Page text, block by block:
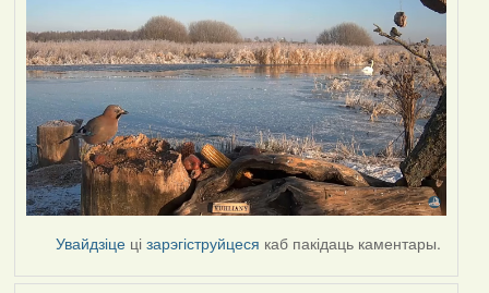
Увайдзіце цізарэгіструйцеся каб пакідаць каментары.